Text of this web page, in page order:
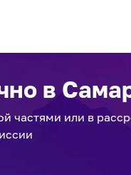
в
частями или в